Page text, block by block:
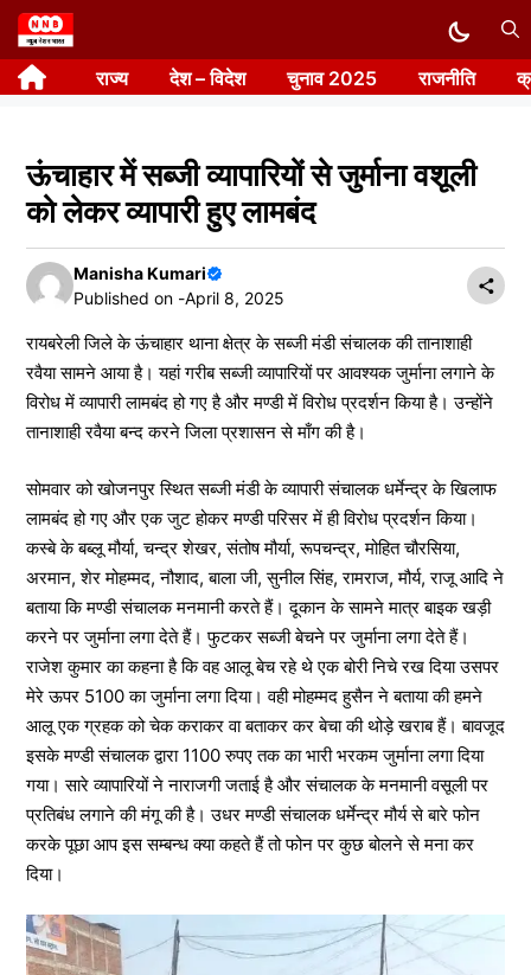
Skip
to
content राज्य देश – विदेश चुनाव 2025 राजनीति
ऊंचाहार में सब्जी व्यापारियों से जुर्माना वशूली
को लेकर व्यापारी हुए लामबंद
Manisha Kumari
Published on -April 8, 2025
रायबरेली जिले के ऊंचाहार थाना क्षेत्र के सब्जी मंडी संचालक की तानाशाही
रवैया सामने आया है। यहां गरीब सब्जी व्यापारियों पर आवश्यक जुर्माना लगाने के
विरोध में व्यापारी लामबंद हो गए है और मण्डी में विरोध प्रदर्शन किया है। उन्होंने
तानाशाही रवैया बन्द करने जिला प्रशासन से माँग की है।
सोमवार को खोजनपुर स्थित सब्जी मंडी के व्यापारी संचालक धर्मेन्द्र के खिलाफ
लामबंद हो गए और एक जुट होकर मण्डी परिसर में ही विरोध प्रदर्शन किया।
कस्बे के बब्लू मौर्या, चन्द्र शेखर, संतोष मौर्या, रूपचन्द्र, मोहित चौरसिया,
अरमान, शेर मोहम्मद, नौशाद, बाला जी, सुनील सिंह, रामराज, मौर्य, राजू आदि ने
बताया कि मण्डी संचालक मनमानी करते हैं। दूकान के सामने मात्र बाइक खड़ी
करने पर जुर्माना लगा देते हैं। फुटकर सब्जी बेचने पर जुर्माना लगा देते हैं।
राजेश कुमार का कहना है कि वह आलू बेच रहे थे एक बोरी निचे रख दिया उसपर
मेरे ऊपर 5100 का जुर्माना लगा दिया। वही मोहम्मद हुसैन ने बताया की हमने
आलू एक ग्रहक को चेक कराकर वा बताकर कर बेचा की थोड़े खराब हैं। बावजूद
इसके मण्डी संचालक द्वारा 1100 रुपए तक का भारी भरकम जुर्माना लगा दिया
गया। सारे व्यापारियों ने नाराजगी जताई है और संचालक के मनमानी वसूली पर
प्रतिबंध लगाने की मंगू की है। उधर मण्डी संचालक धर्मेन्द्र मौर्य से बारे फोन
करके पूछा आप इस सम्बन्ध क्या कहते हैं तो फोन पर कुछ बोलने से मना कर
दिया।